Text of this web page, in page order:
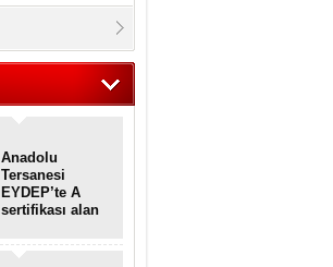
Anadolu
Tersanesi
EYDEP’te A
sertifikası alan